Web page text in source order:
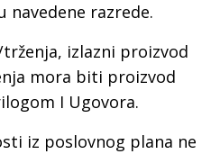
razrede.
izlazni proizvod
mora biti proizvod
I Ugovora.
iz poslovnog plana ne